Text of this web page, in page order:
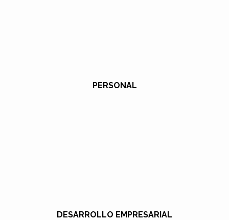
PERSONAL
DESARROLLO EMPRESARIAL